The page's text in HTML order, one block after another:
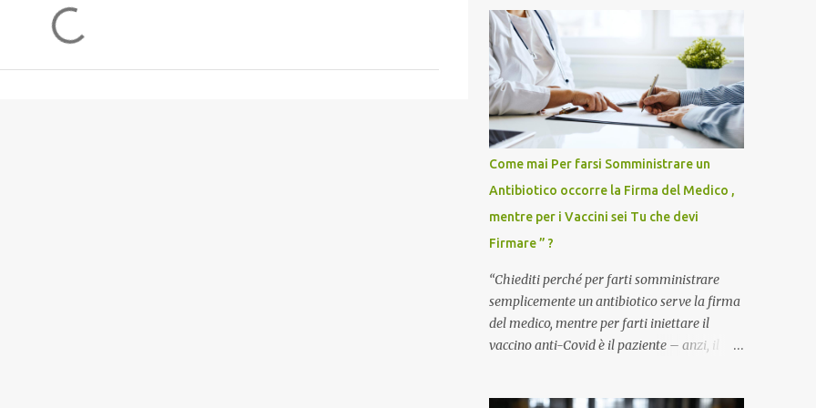
Come mai Per farsi Somministrare un
Antibiotico occorre la Firma del Medico ,
mentre per i Vaccini sei Tu che devi
Firmare ” ?
“Chiediti perché per farti somministrare
semplicemente un antibiotico serve la firma
del medico, mentre per farti iniettare il
vaccino anti-Covid è il paziente – anzi, il